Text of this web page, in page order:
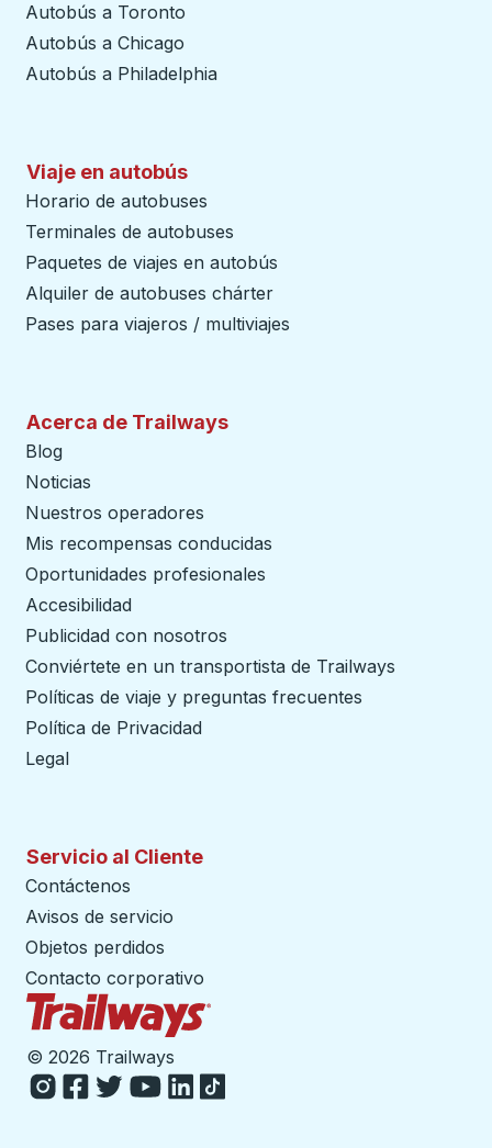
Autobús a Toronto
Autobús a Chicago
Autobús a Philadelphia
Viaje en autobús
Horario de autobuses
Terminales de autobuses
Paquetes de viajes en autobús
Alquiler de autobuses chárter
Pases para viajeros / multiviajes
Acerca de Trailways
Blog
Noticias
Nuestros operadores
Mis recompensas conducidas
Oportunidades profesionales
Accesibilidad
Publicidad con nosotros
Conviértete en un transportista de Trailways
Políticas de viaje y preguntas frecuentes
Política de Privacidad
Legal
Servicio al Cliente
Contáctenos
Avisos de servicio
Objetos perdidos
Contacto corporativo
© 2026 Trailways